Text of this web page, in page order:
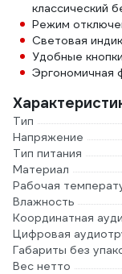
классический
Режим
Световая
Удобные
Эргономичная
Тип
Напряжение
Тип питания
Материал
Рабочая
Влажность
Координатная
Цифровая
Габариты без
Вес нетто